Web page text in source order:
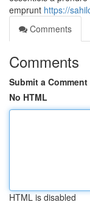
emprunt https://
Comments
Comments
Submit a Comment
No HTML
HTML is disabled